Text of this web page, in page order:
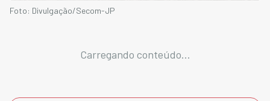
Foto: Divulgação/Secom-JP
Carregando conteúdo...